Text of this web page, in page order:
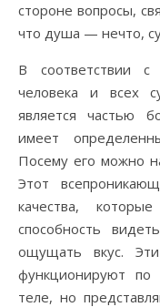
стороне вопросы,
что душа — нечто,
В соответствии с
человека и всех
является частью
имеет
Посему его можно
Этот
качества,
способность
ощущать вкус.
функционируют по
теле, но